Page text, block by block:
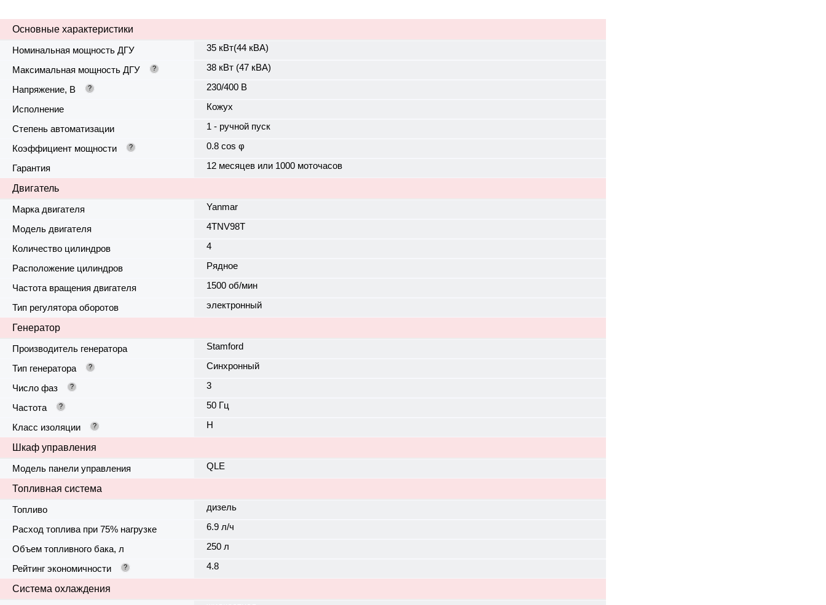
Основные характеристики
Номинальная мощность ДГУ
35 кВт(44 кВА)
Максимальная мощность ДГУ ? 38 кВт (47 кВА)
Напряжение, В ? 230/400 В
Исполнение Кожух
Степень автоматизации 1 - ручной пуск
Коэффициент мощности ? 0.8 cos φ
Гарантия 12 месяцев или 1000 моточасов
Двигатель
Марка двигателя
Yanmar
Модель двигателя 4TNV98T
Количество цилиндров 4
Расположение цилиндров Рядное
Частота вращения двигателя 1500 об/мин
Тип регулятора оборотов электронный
Генератор
Производитель генератора
Stamford
Тип генератора ? Синхронный
Число фаз ? 3
Частота ? 50 Гц
Класс изоляции ? H
Шкаф управления
Модель панели управления
QLE
Топливная система
Топливо
дизель
Расход топлива при 75% нагрузке 6.9 л/ч
Объем топливного бака, л 250 л
Рейтинг экономичности ? 4.8
Система охлаждения